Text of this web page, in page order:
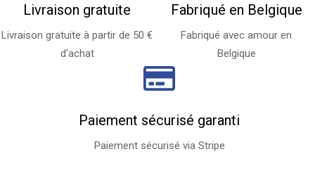
Livraison gratuite
Livraison gratuite à partir de 50 €
d'achat
Fabriqué en Belgique
Fabriqué avec amour en
Belgique
Paiement sécurisé garanti
Paiement sécurisé via Stripe